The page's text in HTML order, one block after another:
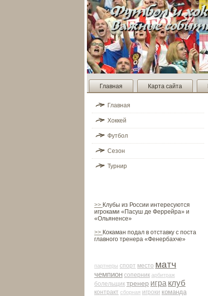
Главная Карта сайта
Главная
Хоккей
Футбол
Сезон
Турнир
>> Клубы из России интересуются
игроками «Пасуш де Феррейра» и
«Ольяненсе»
>> Кокаман подал в отставку с поста
главного тренера «Фенербахче»
партнеры спорт место матч
чемпион соперник арби­траж
болельщик тренер игра клуб
контракт сборная игроки команда